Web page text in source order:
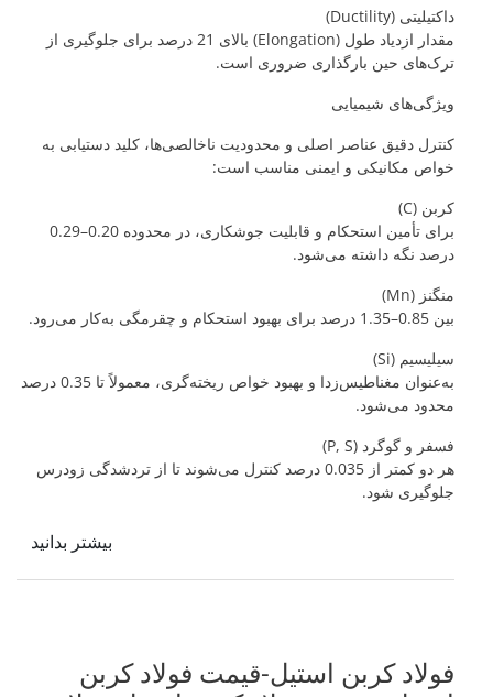
داکتیلیتی (Ductility)
مقدار ازدیاد طول (Elongation) بالای 21 درصد برای جلوگیری از
ترک‌های حین بارگذاری ضروری است.
ویژگی‌های شیمیایی
کنترل دقیق عناصر اصلی و محدودیت ناخالصی‌ها، کلید دستیابی به
خواص مکانیکی و ایمنی مناسب است:
کربن (C)
برای تأمین استحکام و قابلیت جوشکاری، در محدوده 0.20–0.29
درصد نگه داشته می‌شود.
منگنز (Mn)
بین 0.85–1.35 درصد برای بهبود استحکام و چقرمگی به‌کار می‌رود.
سیلیسیم (Si)
به‌عنوان مغناطیس‌زدا و بهبود خواص ریخته‌گری، معمولاً تا 0.35 درصد
محدود می‌شود.
فسفر و گوگرد (P, S)
هر دو کمتر از 0.035 درصد کنترل می‌شوند تا از تردشدگی زودرس
جلوگیری شود.
بیشتر بدانید
فولاد کربن استیل-قیمت فولاد کربن